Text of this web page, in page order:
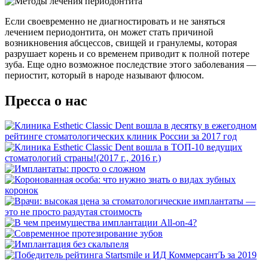
Если своевременно не диагностировать и не заняться
лечением периодонтита, он может стать причиной
возникновения абсцессов, свищей и гранулемы, которая
разрушает корень и со временем приводит к полной потере
зуба. Еще одно возможное последствие этого заболевания —
периостит, который в народе называют флюсом.
Пресса о нас